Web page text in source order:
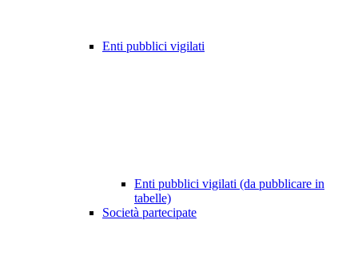
Enti pubblici vigilati
Enti pubblici vigilati (da pubblicare in
tabelle)
Società partecipate